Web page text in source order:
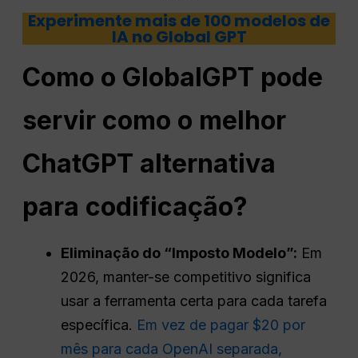
Experimente mais de 100 modelos de
IA no Global GPT
Como o GlobalGPT pode
servir como o melhor
ChatGPT alternativa
para codificação?
Eliminação do “Imposto Modelo”: Em
2026, manter-se competitivo significa
usar a ferramenta certa para cada tarefa
específica. Em vez de pagar $20 por
mês para cada OpenAI separada,